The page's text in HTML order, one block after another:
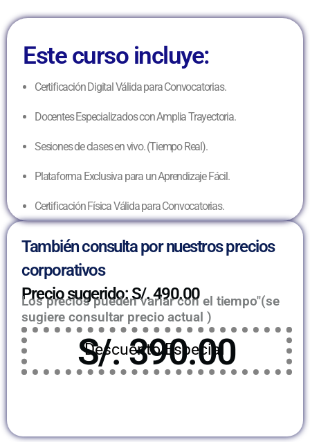
Este curso incluye:
Certificación Digital Válida para Convocatorias.
Docentes Especializados con Amplia Trayectoria.
Sesiones de clases en vivo. (Tiempo Real).
Plataforma Exclusiva para un Aprendizaje Fácil.
Certificación Física Válida para Convocatorias.
También consulta por nuestros precios
corporativos
Precio sugerido: S/. 490.00
Los precios pueden variar con el tiempo"(se
sugiere consultar precio actual )
Descuento Especial
S/. 390.00